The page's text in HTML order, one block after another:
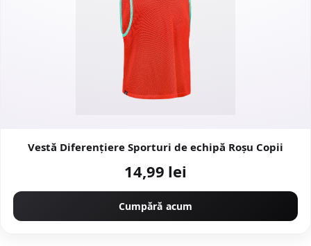
Vestă Diferențiere Sporturi de echipă Roșu Copii
14,99 lei
Cumpără acum